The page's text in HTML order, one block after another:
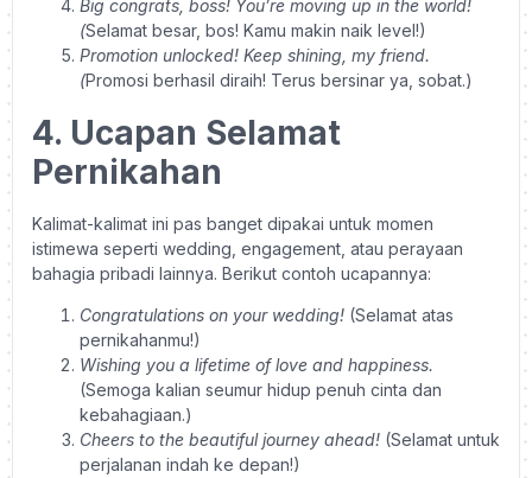
Big congrats, boss! You’re moving up in the world!
(Selamat besar, bos! Kamu makin naik level!)
Promotion unlocked! Keep shining, my friend.
(Promosi berhasil diraih! Terus bersinar ya, sobat.)
4. Ucapan Selamat
Pernikahan
Kalimat-kalimat ini pas banget dipakai untuk momen
istimewa seperti wedding, engagement, atau perayaan
bahagia pribadi lainnya. Berikut contoh ucapannya:
Congratulations on your wedding! (Selamat atas
pernikahanmu!)
Wishing you a lifetime of love and happiness.
(Semoga kalian seumur hidup penuh cinta dan
kebahagiaan.)
Cheers to the beautiful journey ahead! (Selamat untuk
perjalanan indah ke depan!)